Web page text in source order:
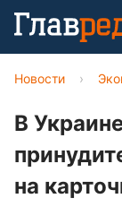
Новости ›
В
на